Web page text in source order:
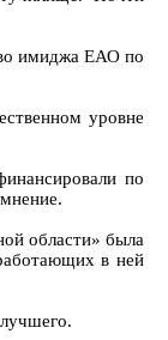
имиджа ЕАО по
уровне
по
области» была
в ней